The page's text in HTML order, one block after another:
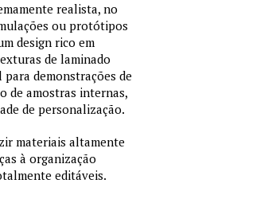
realista, no
ou protótipos
design rico em
de laminado
demonstrações de
de amostras internas,
de personalização.
materiais altamente
à organização
editáveis.